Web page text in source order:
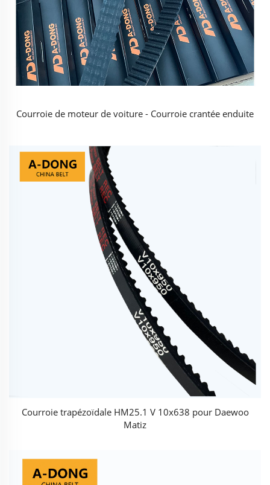
Courroie de moteur de voiture - Courroie crantée enduite
Courroie trapézoïdale HM25.1 V 10x638 pour Daewoo
Matiz